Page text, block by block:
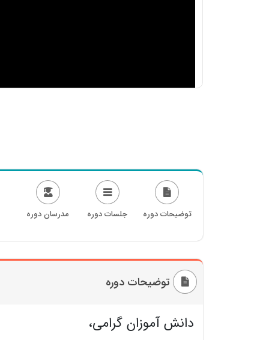
توضیحات دوره جلسات دوره مدرسان دوره
توضیحات دوره
دانش آموزان گرامی،